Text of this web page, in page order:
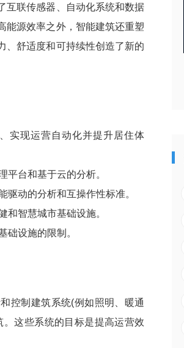
互联传感器、自动化系统和数据
能源效率之外，智能建筑还重塑
、舒适度和可持续性创造了新的
实现运营自动化并提升居住体
平台和基于云的分析。
驱动的分析和互操作性标准。
和智慧城市基础设施。
础设施的限制。
控制建筑系统(例如照明、暖通
这些系统的目标是提高运营效